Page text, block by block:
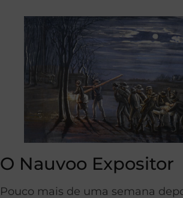
O Nauvoo Expositor
Pouco mais de uma semana